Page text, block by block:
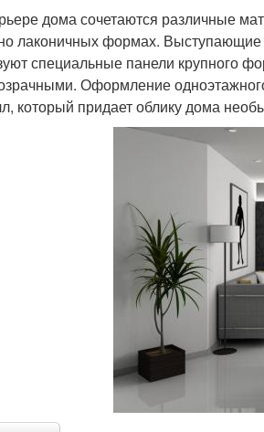
дома сочетаются различные
лаконичных формах.
специальные панели крупного
Оформление
который придает облику дома